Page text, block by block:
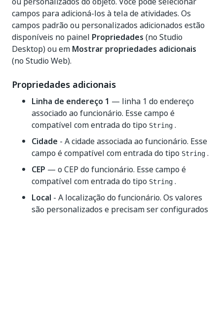
campos para adicioná-los à tela de atividades. Os
campos padrão ou personalizados adicionados estão
disponíveis no painel Propriedades (no Studio
Desktop) ou em Mostrar propriedades adicionais
(no Studio Web).
Propriedades adicionais
Linha de endereço 1 — linha 1 do endereço
associado ao funcionário. Esse campo é
compatível com entrada do tipo String .
Cidade - A cidade associada ao funcionário. Esse
campo é compatível com entrada do tipo String .
CEP — o CEP do funcionário. Esse campo é
compatível com entrada do tipo String .
Local - A localização do funcionário. Os valores
são personalizados e precisam ser configurados